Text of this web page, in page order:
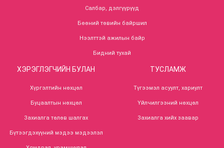
Салбар, дэлгүүрүүд
Бөөний төвийн байршил
Нээлттэй ажилын байр
Бидний тухай
ХЭРЭГЛЭГЧИЙН БУЛАН
Хүргэлтийн нөхцөл
Буцаалтын нөхцөл
Захиалга төлөв шалгах
Бүтээгдэхүүний мэдээ мэдээлэл
ТУСЛАМЖ
Түгээмэл асуулт, хариулт
Үйлчилгээний нөхцөл
Захиалга хийх заавар